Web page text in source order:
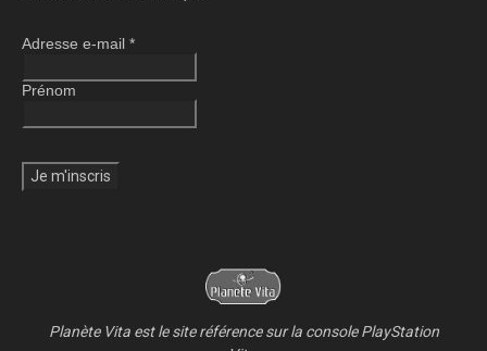
Adresse e-mail *
Prénom
Planète Vita est le site référence sur la console PlayStation